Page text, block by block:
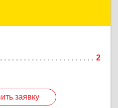
2
заявку
край, Краснодар г,
заявку